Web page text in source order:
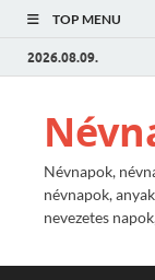
TOP MENU
2026.08.09.
Névnapok,
névnapok,
nevezetes